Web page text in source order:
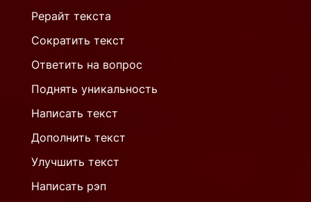
Рерайт текста
Сократить текст
Ответить на вопрос
Поднять уникальность
Написать текст
Дополнить текст
Улучшить текст
Написать рэп